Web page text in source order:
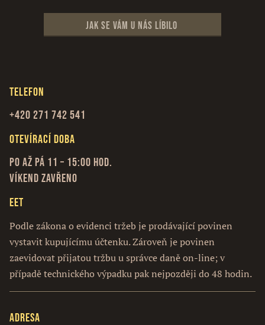
Jak se vám u nás líbilo
Telefon
+420 271 742 541
Otevírací doba
Po až Pá 11 – 15:00 hod.
Víkend zavřeno
EET
Podle zákona o evidenci tržeb je prodávající povinen
vystavit kupujícímu účtenku. Zároveň je povinen
zaevidovat přijatou tržbu u správce daně on-line; v
případě technického výpadku pak nejpozději do 48 hodin.
Adresa